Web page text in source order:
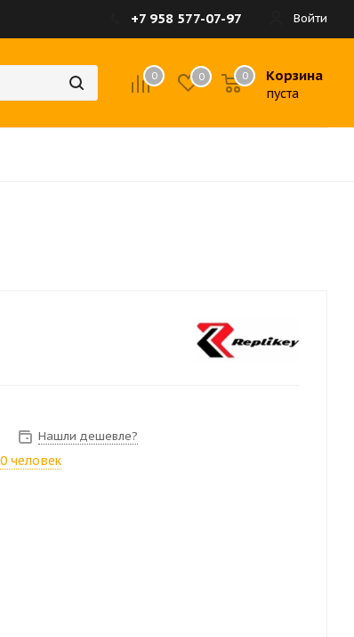
Войти
+7 958 577-07-97
0 0 Корзина
пуста
0
Нашли дешевле?
0 человек